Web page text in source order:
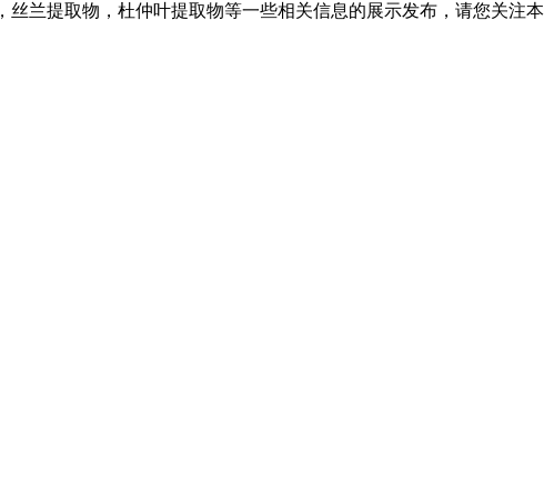
，丝兰提取物，杜仲叶提取物等一些相关信息的展示发布，请您关注